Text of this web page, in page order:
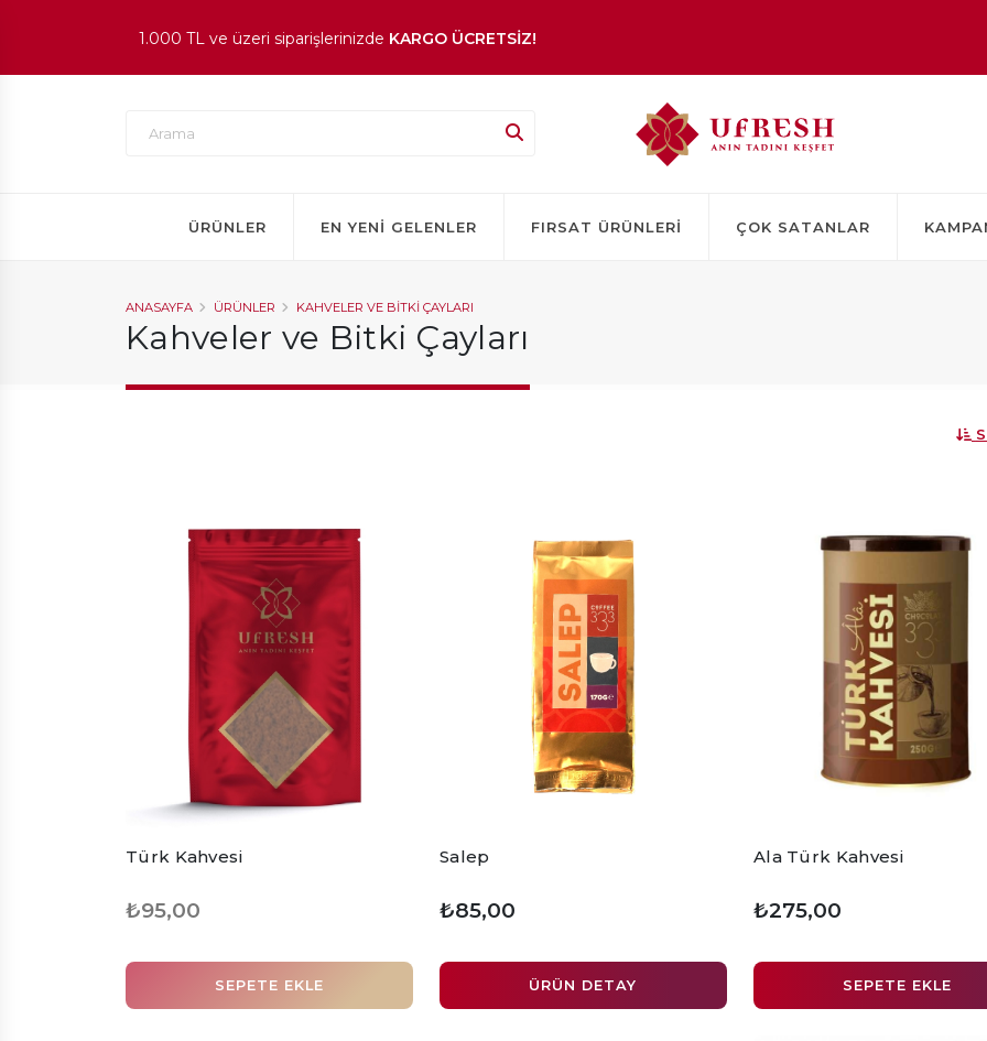
KARGO ÜCRETSİZ!
ÜRÜNLER EN YENI GELENLER FIRSAT ÜRÜNLERI ÇOK SATANLAR
ANASAYFA ÜRÜNLER KAHVELER VE BITKI ÇAYLARI
Kahveler ve Bitki Çayları
Türk Kahvesi
₺95,00
SEPETE EKLE
Salep
₺85,00
ÜRÜN DETAY
Ala Türk Kahvesi
₺275,00
SEPETE EKLE